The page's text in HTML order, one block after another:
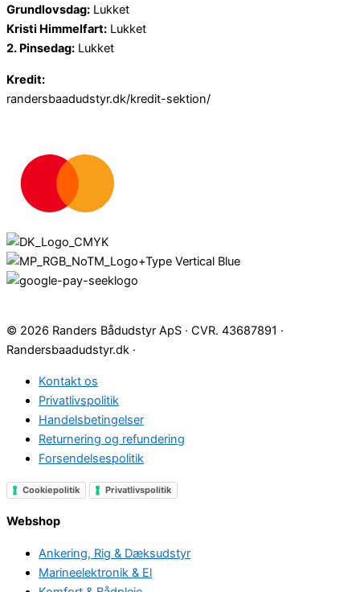
Grundlovsdag: Lukket
Kristi Himmelfart: Lukket
2. Pinsedag: Lukket
Kredit:
randersbaadudstyr.dk/kredit-sektion/
© 2026 Randers Bådudstyr ApS · CVR. 43687891 ·
Randersbaadudstyr.dk ·
Kontakt os
Privatlivspolitik
Handelsbetingelser
Returnering og refundering
Forsendelsespolitik
Cookiepolitik Privatlivspolitik
Webshop
Ankering, Rig & Dæksudstyr
Marineelektronik & El